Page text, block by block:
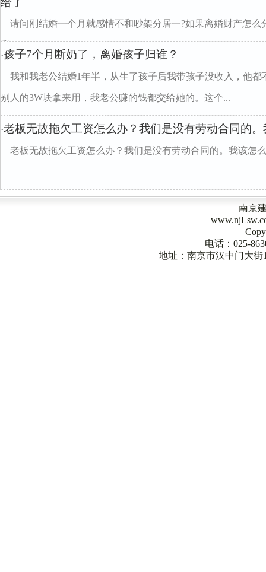
请问刚结婚一个月就感情不和吵架分居一?如果离婚财产怎
彩?/p>
·孩子7个月断奶了，离婚孩子归谁？
我和我老公结婚1年半，从生了孩子后我带孩子没收入，他
别人的3W块拿来用，我老公赚的钱都交给她的。这个...
·老板无故拖欠工资怎么办？我们是没有劳动合同的
老板无故拖欠工资怎么办？我们是没有劳动合同的。我该怎
南京
电话：025-
地址：南京市汉中门大